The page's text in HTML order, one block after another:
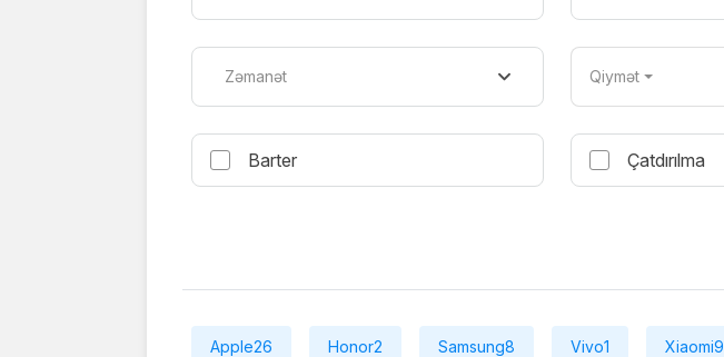
Zəmanət Qiymət
Barter Çatdırılma
Apple26 Honor2 Samsung8 Vivo1 Xiaomi9